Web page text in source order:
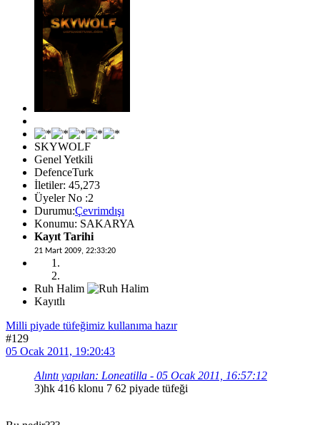
SKYWOLF
Genel Yetkili
DefenceTurk
İletiler: 45,273
Üyeler No :2
Durumu:Çevrimdışı
Konumu: SAKARYA
Kayıt Tarihi
21 Mart 2009, 22:33:20
Ruh Halim
Kayıtlı
Milli piyade tüfeğimiz kullanıma hazır
#129
05 Ocak 2011, 19:20:43
Alıntı yapılan: Loneatilla - 05 Ocak 2011, 16:57:12
3)hk 416 klonu 7 62 piyade tüfeği